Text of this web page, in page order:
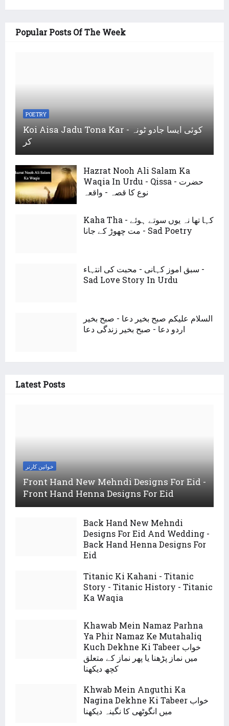
Popular Posts Of The Week
POETRY
Koi Aisa Jadu Tona Kar - کوئی ایسا جادو ٹونہ
کر
Hazrat Nooh Ali Salam Ka
Waqia In Urdu - Qissa - حضرت
نوع کا قصہ - واقعہ
Kaha Tha - کہا تھا نہ یوں سوتے ہوئے
مت چھوڑ کے جانا - Sad Poetry
سبق اموز کہانی - محبت کی انتہاء -
Sad Love Story In Urdu
السلام علیکم صبح بخیر دعا - صبح بخیر
اردو دعا - صبح بخیر زندگی دعا
Latest Posts
خواتین کارنر
Front Hand New Mehndi Designs For Eid -
Front Hand Henna Designs For Eid
Back Hand New Mehndi
Designs For Eid And Wedding -
Back Hand Henna Designs For
Eid
Titanic Ki Kahani - Titanic
Story - Titanic History - Titanic
Ka Waqia
Khawab Mein Namaz Parhna
Ya Phir Namaz Ke Mutahaliq
Kuch Dekhne Ki Tabeer خواب
میں نماز پڑھنا یا پھر نماز کے متعلق
کچھ دیکھنا
Khwab Mein Anguthi Ka
Nagina Dekhne Ki Tabeer خواب
میں انگوٹھی کا نگینہ دیکھنا